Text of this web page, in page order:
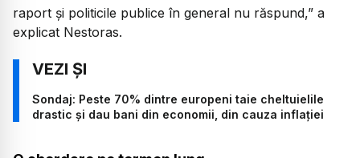
raport și politicile publice în general nu răspund,” a
explicat Nestoras.
Sondaj: Peste 70% dintre europeni taie cheltuielile
drastic și dau bani din economii, din cauza inflației